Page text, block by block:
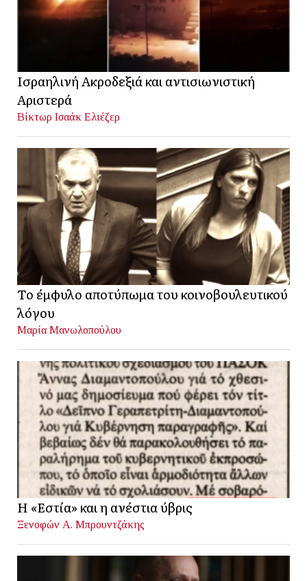
Ισραηλινή Ακροδεξιά και αντισιωνιστική
Αριστερά
Βίκτωρ Ισαάκ Ελιέζερ
Το έμφυλο αποτύπωμα του κοινοβουλευτικού
λόγου
Μαρία Μανωλοπούλου
Η «Εστία» και η ανέστια ύβρις
Ξενοφών Α. Μπρουντζάκης